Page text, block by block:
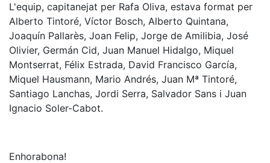
L'equip, capitanejat per Rafa Oliva, estava format per
Alberto Tintoré, Víctor Bosch, Alberto Quintana,
Joaquín Pallarès, Joan Felip, Jorge de Amilibia, José
Olivier, Germán Cid, Juan Manuel Hidalgo, Miquel
Montserrat, Félix Estrada, David Francisco García,
Miquel Hausmann, Mario Andrés, Juan Mª Tintoré,
Santiago Lanchas, Jordi Serra, Salvador Sans i Juan
Ignacio Soler-Cabot.
Enhorabona!